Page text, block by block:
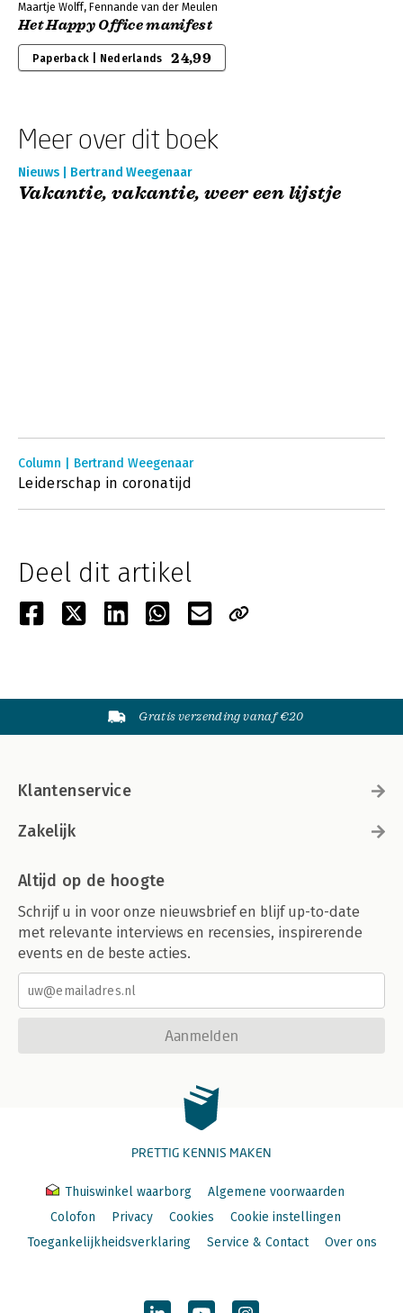
Maartje Wolff, Fennande van der Meulen
Het Happy Office manifest
Paperback | Nederlands 24,99
Meer over dit boek
Nieuws | Bertrand Weegenaar
Vakantie, vakantie, weer een lijstje
Column | Bertrand Weegenaar
Leiderschap in coronatijd
Deel dit artikel
Gratis verzending vanaf €20
Klantenservice
Zakelijk
Altijd op de hoogte
Schrijf u in voor onze nieuwsbrief en blijf up-to-date
met relevante interviews en recensies, inspirerende
events en de beste acties.
Aanmelden
PRETTIG KENNIS MAKEN
Thuiswinkel waarborg
Algemene voorwaarden
Colofon
Privacy Cookies
Cookie instellingen
Toegankelijkheidsverklaring
Service & Contact Over ons